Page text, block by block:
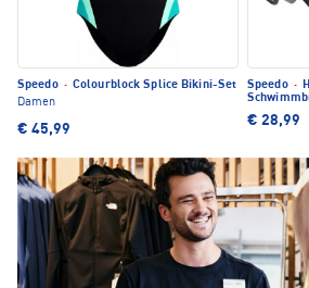
Speedo · Colourblock Splice Bikini-Set
Damen
€ 45,99
Speedo ·
€ 28,99